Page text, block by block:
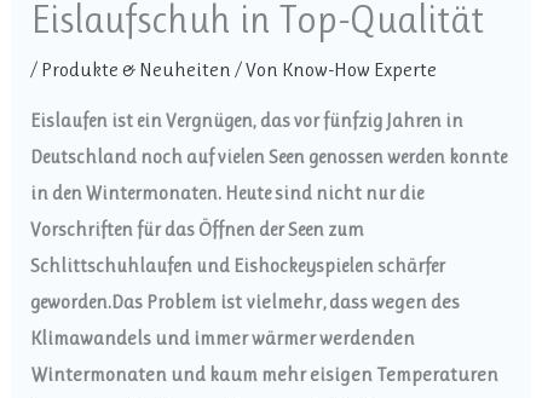
Eislaufschuh in Top-Qualität
/ Produkte & Neuheiten / Von Know-How Experte
Eislaufen ist ein Vergnügen, das vor fünfzig Jahren in
Deutschland noch auf vielen Seen genossen werden konnte
in den Wintermonaten. Heute sind nicht nur die
Vorschriften für das Öffnen der Seen zum
Schlittschuhlaufen und Eishockeyspielen schärfer
geworden.Das Problem ist vielmehr, dass wegen des
Klimawandels und immer wärmer werdenden
Wintermonaten und kaum mehr eisigen Temperaturen